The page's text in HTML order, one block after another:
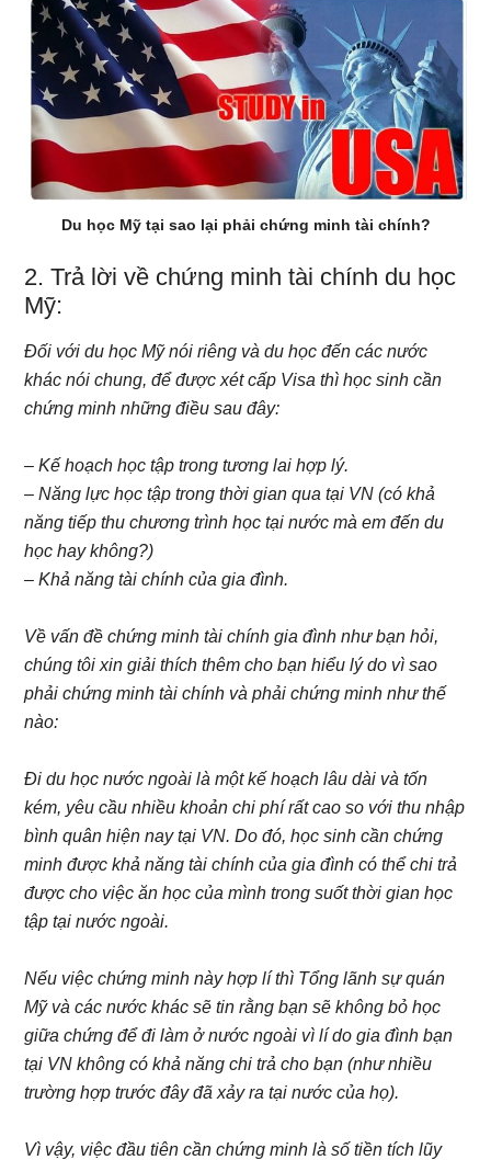
Du học Mỹ tại sao lại phải chứng minh tài chính?
2. Trả lời về chứng minh tài chính du học
Mỹ:
Đối với du học Mỹ nói riêng và du học đến các nước
khác nói chung, để được xét cấp Visa thì học sinh cần
chứng minh những điều sau đây:
– Kế hoạch học tập trong tương lai hợp lý.
– Năng lực học tập trong thời gian qua tại VN (có khả
năng tiếp thu chương trình học tại nước mà em đến du
học hay không?)
– Khả năng tài chính của gia đình.
Về vấn đề chứng minh tài chính gia đình như bạn hỏi,
chúng tôi xin giải thích thêm cho bạn hiểu lý do vì sao
phải chứng minh tài chính và phải chứng minh như thế
nào:
Đi du học nước ngoài là một kế hoạch lâu dài và tốn
kém, yêu cầu nhiều khoản chi phí rất cao so với thu nhập
bình quân hiện nay tại VN. Do đó, học sinh cần chứng
minh được khả năng tài chính của gia đình có thể chi trả
được cho việc ăn học của mình trong suốt thời gian học
tập tại nước ngoài.
Nếu việc chứng minh này hợp lí thì Tổng lãnh sự quán
Mỹ và các nước khác sẽ tin rằng bạn sẽ không bỏ học
giữa chứng để đi làm ở nước ngoài vì lí do gia đình bạn
tại VN không có khả năng chi trả cho bạn (như nhiều
trường hợp trước đây đã xảy ra tại nước của họ).
Vì vậy, việc đầu tiên cần chứng minh là số tiền tích lũy